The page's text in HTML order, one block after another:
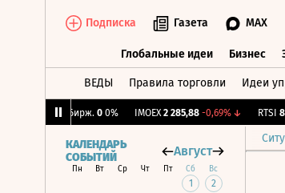
Подписка Газета MAX
Глобальные идеи Бизнес
ВЕДЫ Правила торговли Идеи
CNY Бирж. 0 0% IMOEX 2 285,88 -0,69%↓ RTSI
КАЛЕНДАРЬ
СОБЫТИЙ
Август
Пн Вт Ср Чт Пт Сб Вс
1 2